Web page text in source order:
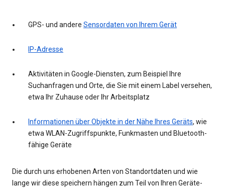
GPS- und andere Sensordaten von Ihrem Gerät
IP-Adresse
Aktivitäten in Google-Diensten, zum Beispiel Ihre
Suchanfragen und Orte, die Sie mit einem Label versehen,
etwa Ihr Zuhause oder Ihr Arbeitsplatz
Informationen über Objekte in der Nähe Ihres Geräts, wie
etwa WLAN-Zugriffspunkte, Funkmasten und Bluetooth-
fähige Geräte
Die durch uns erhobenen Arten von Standortdaten und wie
lange wir diese speichern hängen zum Teil von Ihren Geräte-